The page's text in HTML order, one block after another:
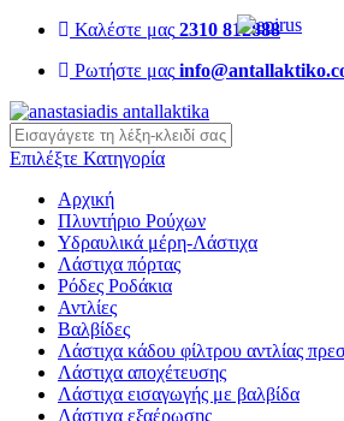
Καλέστε μας 2310 812888
Ρωτήστε μας
Επιλέξτε Κατηγορία
Αρχική
Πλυντήριο Ρούχων
Υδραυλικά μέρη-Λάστιχα
Λάστιχα πόρτας
Ρόδες Ροδάκια
Αντλίες
Βαλβίδες
Λάστιχα κάδου φίλτρου αντλίας
Λάστιχα αποχέτευσης
Λάστιχα εισαγωγής με βαλβίδα
Λάστιχα εξαέρωσης